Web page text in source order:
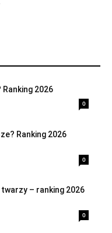
2026
0
Ranking 2026
0
– ranking 2026
0